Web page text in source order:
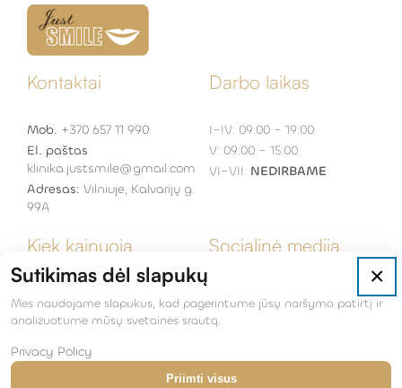
Kontaktai
Mob. +370 657 11 990
El. paštas
klinika.justsmile@gmail.com
Adresas:Vilniuje, Kalvarijų g.
99A
Darbo laikas
I–IV: 09:00 – 19:00
V: 09:00 – 15:00
VI–VII: NEDIRBAME
Kiek kainuoja
Dantų laminatės
plombavimas
Socialinė medija
Youtube
×
Sutikimas dėl slapukų
Mes naudojame slapukus, kad pagerintume jūsų naršymo patirtį ir
analizuotume mūsų svetainės srautą.
Privacy Policy
Priimti visus